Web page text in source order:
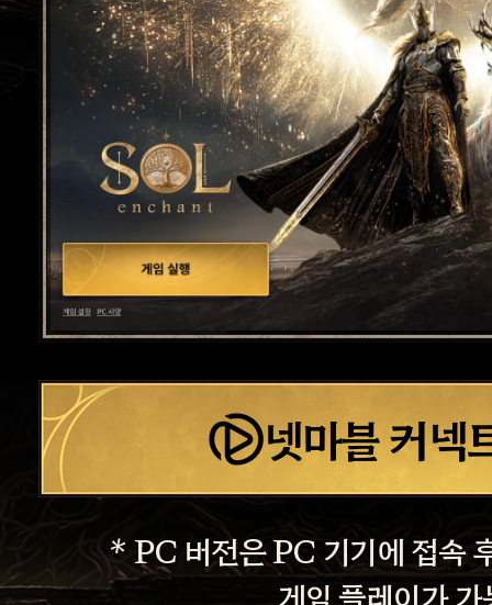
넷마블 커넥
* PC 버전은 PC 기기에 접속
게임 플레이가